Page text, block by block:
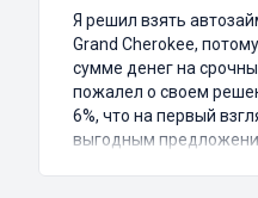
Я решил взять
Grand Cherokee,
сумме денег на
пожалел о своем
6%, что на первый
выгодным